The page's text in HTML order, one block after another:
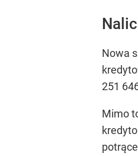
Nowa
251
Mimo